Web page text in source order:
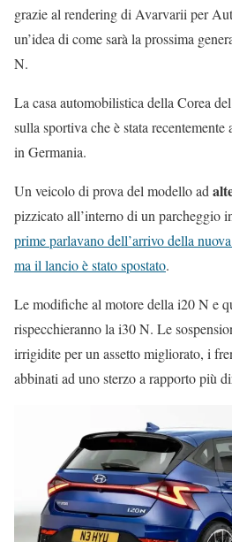
grazie al rendering di Avarvarii per
un’idea di come sarà la prossima
N.
La casa automobilistica della Corea
sulla sportiva che è stata
in Germania.
Un veicolo di prova del modello ad
pizzicato all’interno di un parcheggio
prime parlavano dell’arrivo della
ma il lancio è stato spostato.
Le modifiche al motore della i20 N e
rispecchieranno la i30 N. Le
irrigidite per un assetto migliorato, i
abbinati ad uno sterzo a rapporto più